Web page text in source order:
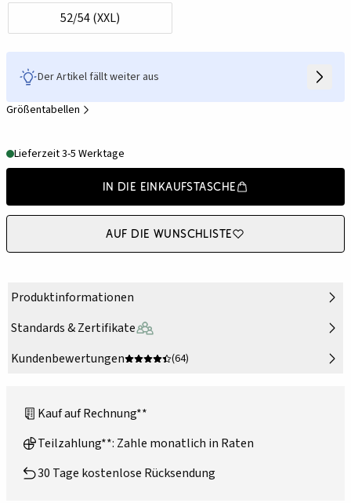
52/54 (XXL)
Der Artikel fällt weiter aus
Größentabellen
Lieferzeit 3-5 Werktage
In die Einkaufstasche
Auf die Wunschliste
Produktinformationen
Standards & Zertifikate
Kundenbewertungen
(64)
Kauf auf Rechnung**
Teilzahlung**: Zahle monatlich in Raten
30 Tage kostenlose Rücksendung